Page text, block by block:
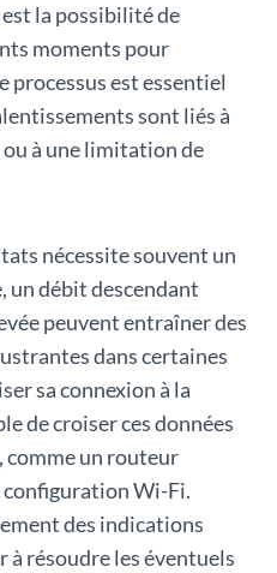
la possibilité de
moments pour
processus est essentiel
sont liés à
ou à une limitation de
nécessite souvent un
un débit descendant
peuvent entraîner des
dans certaines
sa connexion à la
de croiser ces données
comme un routeur
Wi-Fi.
des indications
à résoudre les éventuels